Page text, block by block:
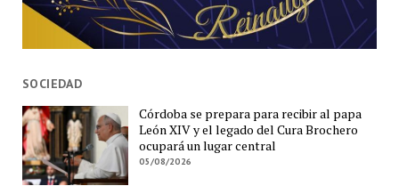
SOCIEDAD
Córdoba se prepara para recibir al papa
León XIV y el legado del Cura Brochero
ocupará un lugar central
05/08/2026